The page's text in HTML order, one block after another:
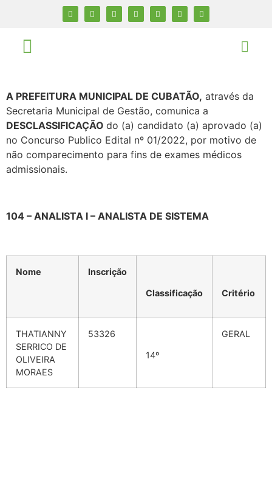
A PREFEITURA MUNICIPAL DE CUBATÃO, através da
Secretaria Municipal de Gestão, comunica a
DESCLASSIFICAÇÃO do (a) candidato (a) aprovado (a)
no Concurso Publico Edital nº 01/2022, por motivo de
não comparecimento para fins de exames médicos
admissionais.
104 – ANALISTA I – ANALISTA DE SISTEMA
Nome Inscrição
Classificação Critério
THATIANNY
SERRICO DE
OLIVEIRA
MORAES
53326
14º
GERAL